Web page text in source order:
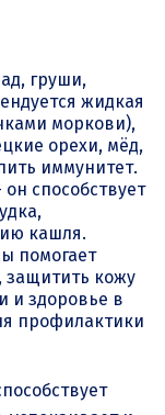
груши,
жидкая
моркови),
орехи, мёд,
иммунитет.
способствует
кашля.
помогает
защитить кожу
и здоровье в
профилактики